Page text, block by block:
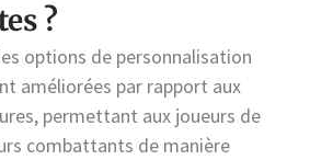
?
options de personnalisation
améliorées par rapport aux
permettant aux joueurs de
combattants de manière